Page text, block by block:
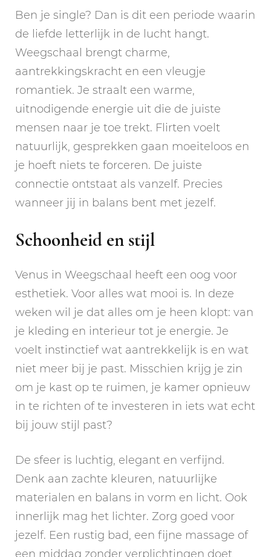
Ben je single? Dan is dit een periode waarin
de liefde letterlijk in de lucht hangt.
Weegschaal brengt charme,
aantrekkingskracht en een vleugje
romantiek. Je straalt een warme,
uitnodigende energie uit die de juiste
mensen naar je toe trekt. Flirten voelt
natuurlijk, gesprekken gaan moeiteloos en
je hoeft niets te forceren. De juiste
connectie ontstaat als vanzelf. Precies
wanneer jij in balans bent met jezelf.
Schoonheid en stijl
Venus in Weegschaal heeft een oog voor
esthetiek. Voor alles wat mooi is. In deze
weken wil je dat alles om je heen klopt: van
je kleding en interieur tot je energie. Je
voelt instinctief wat aantrekkelijk is en wat
niet meer bij je past. Misschien krijg je zin
om je kast op te ruimen, je kamer opnieuw
in te richten of te investeren in iets wat echt
bij jouw stijl past?
De sfeer is luchtig, elegant en verfijnd.
Denk aan zachte kleuren, natuurlijke
materialen en balans in vorm en licht. Ook
innerlijk mag het lichter. Zorg goed voor
jezelf. Een rustig bad, een fijne massage of
een middag zonder verplichtingen doet